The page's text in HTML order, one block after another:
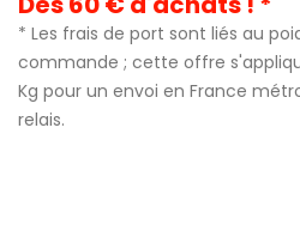
* Les frais de port sont liés au
commande ; cette offre
Kg pour un envoi en France
relais.